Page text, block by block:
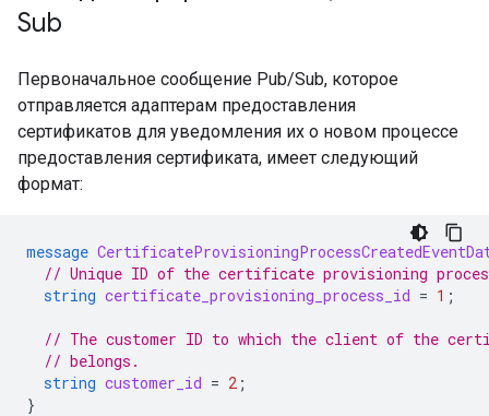
Sub
Первоначальное сообщение Pub/Sub, которое
отправляется адаптерам предоставления
сертификатов для уведомления их о новом процессе
предоставления сертификата, имеет следующий
формат:
message
// Unique ID of the certificate provisioning
string certificate_provisioning_process_id = 1 ;
// The customer ID to which the client of the
// belongs.
string customer_id = 2 ;
}